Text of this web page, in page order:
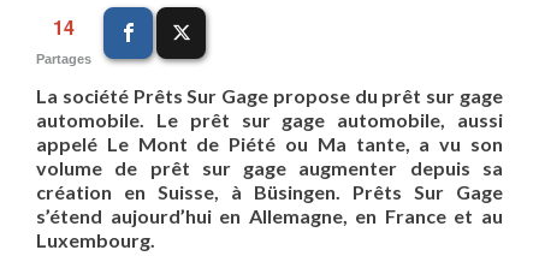
14
Partages
La société Prêts Sur Gage propose du prêt sur gage
automobile. Le prêt sur gage automobile, aussi
appelé Le Mont de Piété ou Ma tante, a vu son
volume de prêt sur gage augmenter depuis sa
création en Suisse, à Büsingen. Prêts Sur Gage
s’étend aujourd’hui en Allemagne, en France et au
Luxembourg.